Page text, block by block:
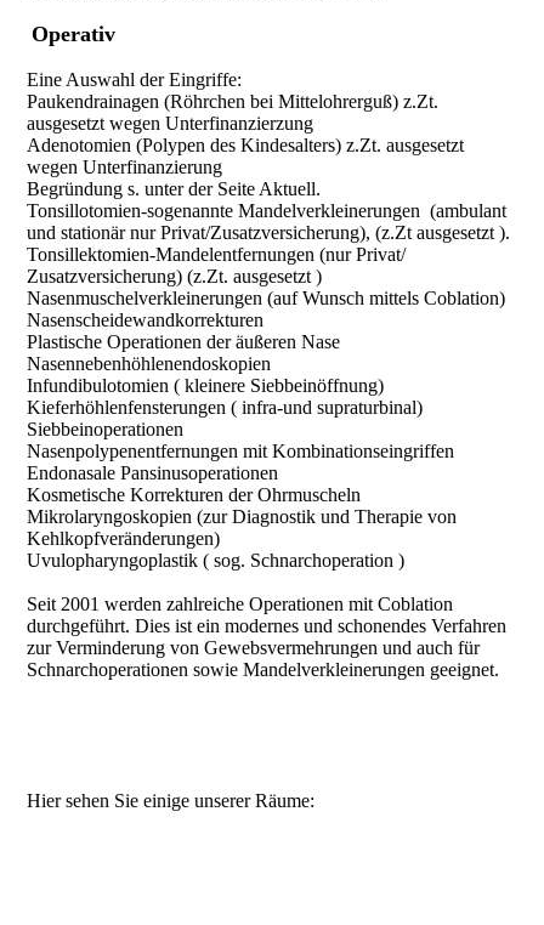
Operativ
Eine Auswahl der Eingriffe:
Paukendrainagen (Röhrchen bei Mittelohrerguß) z.Zt.
ausgesetzt wegen Unterfinanzierzung
Adenotomien (Polypen des Kindesalters) z.Zt. ausgesetzt
wegen Unterfinanzierung
Begründung s. unter der Seite Aktuell.
Tonsillotomien-sogenannte Mandelverkleinerungen (ambulant
und stationär nur Privat/Zusatzversicherung), (z.Zt ausgesetzt ).
Tonsillektomien-Mandelentfernungen (nur Privat/
Zusatzversicherung) (z.Zt. ausgesetzt )
Nasenmuschelverkleinerungen (auf Wunsch mittels Coblation)
Nasenscheidewandkorrekturen
Plastische Operationen der äußeren Nase
Nasennebenhöhlenendoskopien
Infundibulotomien ( kleinere Siebbeinöffnung)
Kieferhöhlenfensterungen ( infra-und supraturbinal)
Siebbeinoperationen
Nasenpolypenentfernungen mit Kombinationseingriffen
Endonasale Pansinusoperationen
Kosmetische Korrekturen der Ohrmuscheln
Mikrolaryngoskopien (zur Diagnostik und Therapie von
Kehlkopfveränderungen)
Uvulopharyngoplastik ( sog. Schnarchoperation )
Seit 2001 werden zahlreiche Operationen mit Coblation
durchgeführt. Dies ist ein modernes und schonendes Verfahren
zur Verminderung von Gewebsvermehrungen und auch für
Schnarchoperationen sowie Mandelverkleinerungen geeignet.
Hier sehen Sie einige unserer Räume: